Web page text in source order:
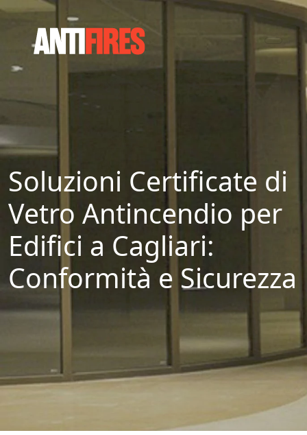
Soluzioni Certificate di
Vetro Antincendio per
Edifici a Cagliari:
Conformità e Sicurezza